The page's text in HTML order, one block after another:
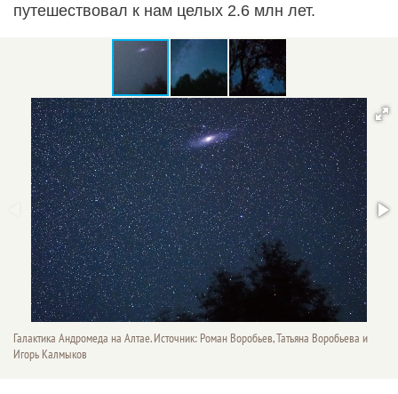
путешествовал к нам целых 2.6 млн лет.
Галактика Андромеда на Алтае. Источник: Роман Воробьев, Татьяна Воробьева и
Игорь Калмыков